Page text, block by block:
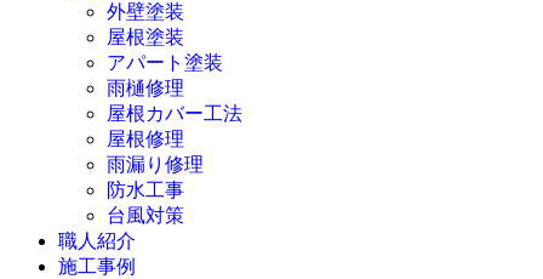
外壁塗装
屋根塗装
アパート塗装
雨樋修理
屋根カバー工法
屋根修理
雨漏り修理
防水工事
台風対策
職人紹介
施工事例